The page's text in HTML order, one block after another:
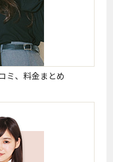
ミ、料金まとめ